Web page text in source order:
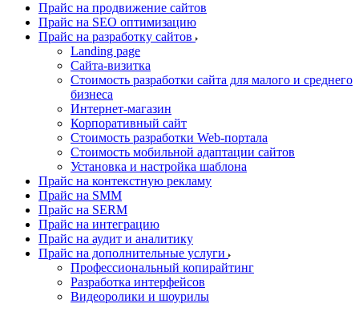
Прайс на продвижение сайтов
Прайс на SEO оптимизацию
Прайс на разработку сайтов
Landing page
Cайта-визитка
Стоимость разработки сайта для малого и среднего
бизнеса
Интернет-магазин
Корпоративный сайт
Стоимость разработки Web-портала
Стоимость мобильной адаптации сайтов
Установка и настройка шаблона
Прайс на контекстную рекламу
Прайс на SMM
Прайс на SERM
Прайс на интеграцию
Прайс на аудит и аналитику
Прайс на дополнительные услуги
Профессиональный копирайтинг
Разработка интерфейсов
Видеоролики и шоурилы